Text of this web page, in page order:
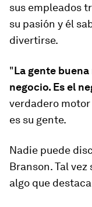
sus empleados
su pasión y él
divertirse.
"La gente
negocio. Es el
verdadero
es su gente.
Nadie puede
Branson. Tal
algo que